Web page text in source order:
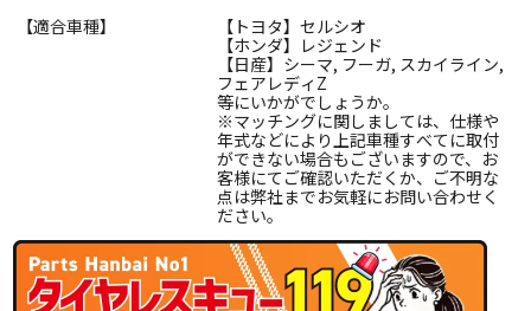
【適合車種】
【トヨタ】セルシオ
【ホンダ】レジェンド
【日産】シーマ, フーガ, スカイライン,
フェアレディZ
等にいかがでしょうか。
※マッチングに関しましては、仕様や
年式などにより上記車種すべてに取付
ができない場合もございますので、お
客様にてご確認いただくか、ご不明な
点は弊社までお気軽にお問い合わせく
ださい。